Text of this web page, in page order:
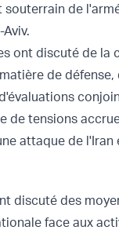
de
ont discuté de la
de défense,
de tensions
attaque de l'Iran
discuté des
face aux